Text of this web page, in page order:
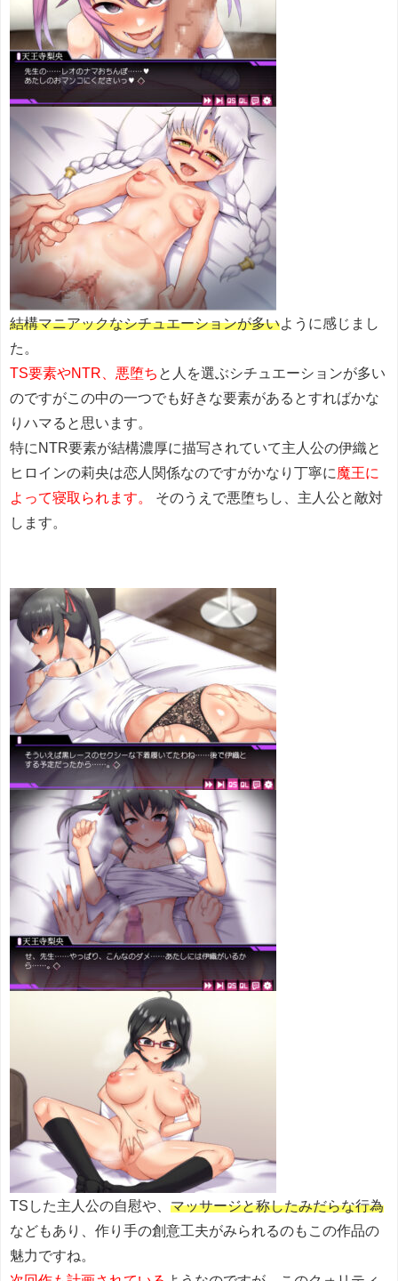
結構マニアックなシチュエーションが多い ように感じまし
た。
TS要素やNTR、悪堕ち と人を選ぶシチュエーションが多い
のですがこの中の一つでも好きな要素があるとすればかな
りハマると思います。
特にNTR要素が結構濃厚に描写されていて主人公の伊織と
ヒロインの莉央は恋人関係なのですがかなり丁寧に 魔王に
よって寝取られます。
そのうえで悪堕ちし、主人公と敵対
します。
TSした主人公の自慰や、 マッサージと称したみだらな行為
などもあり、作り手の創意工夫がみられるのもこの作品の
魅力ですね。